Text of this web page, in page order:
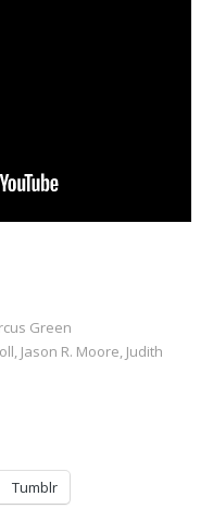
Green
Jason R. Moore, Judith
Tumblr